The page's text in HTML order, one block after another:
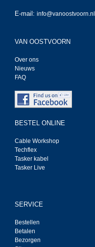
E-mail: info@vanoostvoorn.nl
VAN OOSTVOORN
Over ons
Nieuws
FAQ
BESTEL ONLINE
Cable Workshop
Techflex
Tasker kabel
Tasker Live
SERVICE
Bestellen
Betalen
Bezorgen